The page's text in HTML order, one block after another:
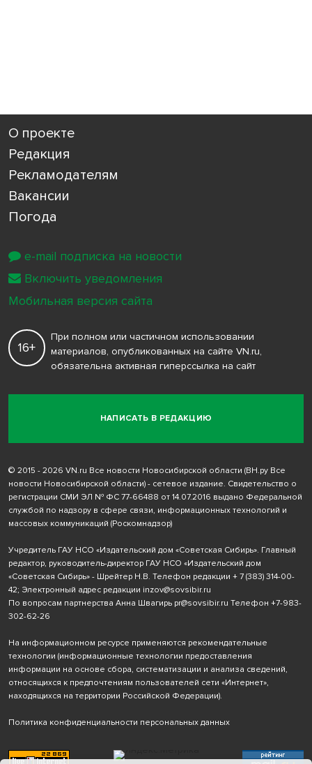
О проекте
Редакция
Рекламодателям
Вакансии
Погода
НАПИСАТЬ В РЕДАКЦИЮ
16+
При полном или частичном использовании
материалов, опубликованных на сайте VN.ru,
обязательна активная гиперссылка на сайт
© 2015 - 2026 VN.ru Все новости Новосибирской области (ВН.ру Все
новости Новосибирской области) - сетевое издание. Свидетельство о
регистрации СМИ ЭЛ № ФС 77-66488 от 14.07.2016 выдано Федеральной
службой по надзору в сфере связи, информационных технологий и
массовых коммуникаций (Роскомнадзор)
Учредитель ГАУ НСО «Издательский дом «Советская Сибирь». Главный
редактор, руководитель-директор ГАУ НСО «Издательский дом
«Советская Сибирь» - Шрейтер Н.В. Телефон редакции + 7 (383) 314-00-
42; Электронный адрес редакции inzov@sovsibir.ru
По вопросам партнерства Анна Швагирь pr@sovsibir.ru Телефон +7-983-
302-62-26
На информационном ресурсе применяются рекомендательные
технологии (информационные технологии предоставления
информации на основе сбора, систематизации и анализа сведений,
относящихся к предпочтениям пользователей сети «Интернет»,
находящихся на территории Российской Федерации).
Политика конфиденциальности персональных данных
e-mail подписка на новости
Включить уведомления
Мобильная версия сайта